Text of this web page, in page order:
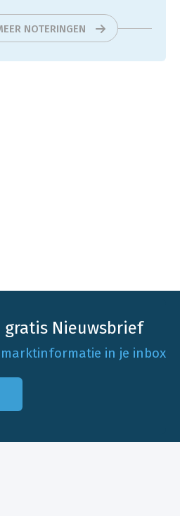
NOTERINGEN
gratis Nieuwsbrief
in je inbox